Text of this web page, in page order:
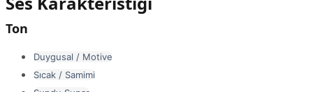
Ton
Duygusal / Motive
Sıcak / Samimi